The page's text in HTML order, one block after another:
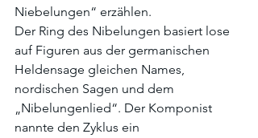
Niebelungen“ erzählen.
Der Ring des Nibelungen basiert lose
auf Figuren aus der germanischen
Heldensage gleichen Names,
nordischen Sagen und dem
„Nibelungenlied“. Der Komponist
nannte den Zyklus ein